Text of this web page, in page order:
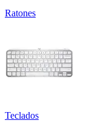
Ratones
Teclados